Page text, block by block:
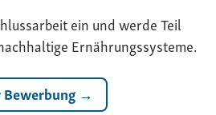
ein und werde Teil
Ernährungssysteme.
Bewerbung →